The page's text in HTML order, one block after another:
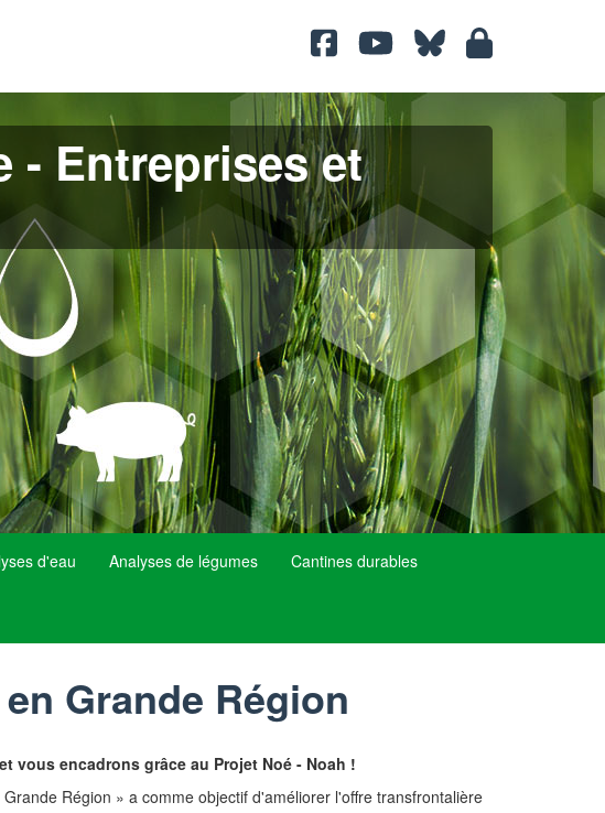
- Entreprises et
d'eau Analyses de légumes Cantines durables
Grande Région
vous encadrons grâce au Projet Noé - Noah !
Région » a comme objectif d'améliorer l'offre transfrontalière